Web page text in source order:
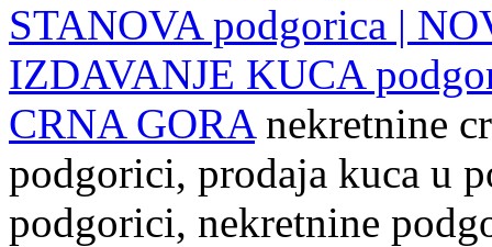
STANOVA podgorica |
IZDAVANJE KUCA
CRNA GORA nekretnine
podgorici, prodaja kuca u
podgorici, nekretnine